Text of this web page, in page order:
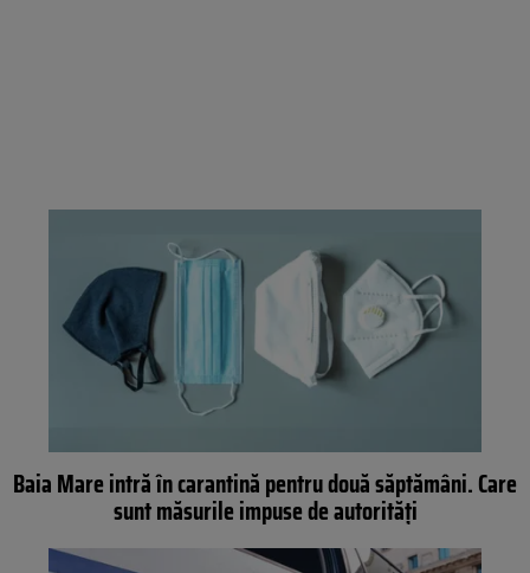
Baia Mare intră în carantină pentru două săptămâni. Care
sunt măsurile impuse de autorități